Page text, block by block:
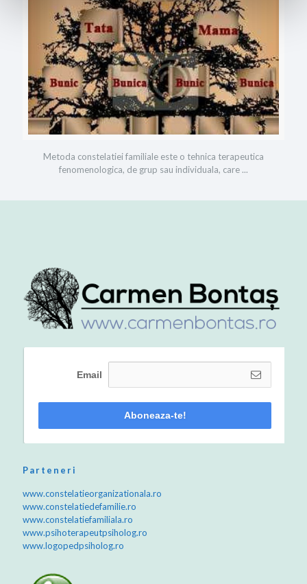
Metoda constelatiei familiale este o tehnica terapeutica
fenomenologica, de grup sau individuala, care ...
Email
Aboneaza-te!
Parteneri
www.constelatieorganizationala.ro
www.constelatiedefamilie.ro
www.constelatiefamiliala.ro
www.psihoterapeutpsiholog.ro
www.logopedpsiholog.ro